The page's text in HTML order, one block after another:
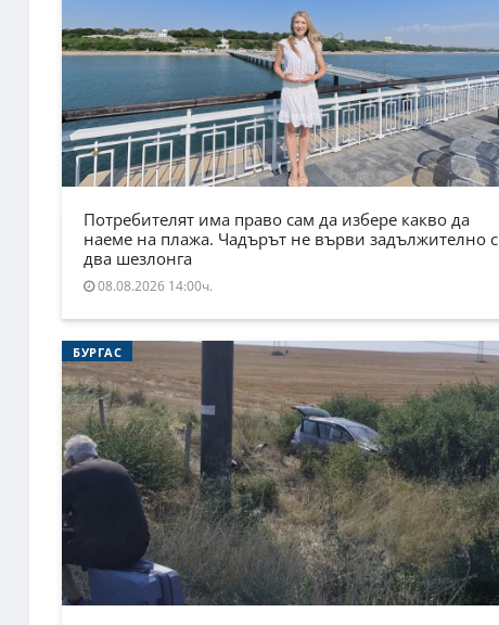
Потребителят има право сам да избере какво да
наеме на плажа. Чадърът не върви задължително с
два шезлонга
08.08.2026 14:00ч.
БУРГАС